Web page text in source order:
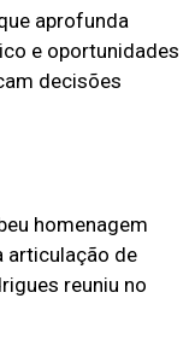
aprofunda
e oportunidades
decisões
homenagem
articulação de
reuniu no